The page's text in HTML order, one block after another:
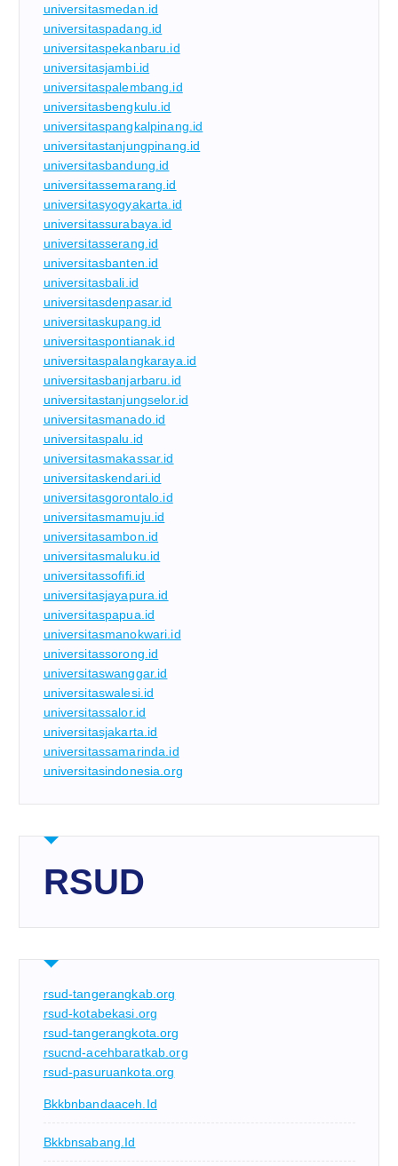
universitasmedan.id
universitaspadang.id
universitaspekanbaru.id
universitasjambi.id
universitaspalembang.id
universitasbengkulu.id
universitaspangkalpinang.id
universitastanjungpinang.id
universitasbandung.id
universitassemarang.id
universitasyogyakarta.id
universitassurabaya.id
universitasserang.id
universitasbanten.id
universitasbali.id
universitasdenpasar.id
universitaskupang.id
universitaspontianak.id
universitaspalangkaraya.id
universitasbanjarbaru.id
universitastanjungselor.id
universitasmanado.id
universitaspalu.id
universitasmakassar.id
universitaskendari.id
universitasgorontalo.id
universitasmamuju.id
universitasambon.id
universitasmaluku.id
universitassofifi.id
universitasjayapura.id
universitaspapua.id
universitasmanokwari.id
universitassorong.id
universitaswanggar.id
universitaswalesi.id
universitassalor.id
universitasjakarta.id
universitassamarinda.id
universitasindonesia.org
RSUD
rsud-tangerangkab.org
rsud-kotabekasi.org
rsud-tangerangkota.org
rsucnd-acehbaratkab.org
rsud-pasuruankota.org
Bkkbnbandaaceh.id
Bkkbnsabang.id